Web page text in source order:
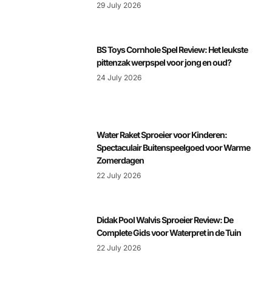
29 July 2026
BS Toys Cornhole Spel Review: Het leukste
pittenzak werpspel voor jong en oud?
24 July 2026
Water Raket Sproeier voor Kinderen:
Spectaculair Buitenspeelgoed voor Warme
Zomerdagen
22 July 2026
Didak Pool Walvis Sproeier Review: De
Complete Gids voor Waterpret in de Tuin
22 July 2026